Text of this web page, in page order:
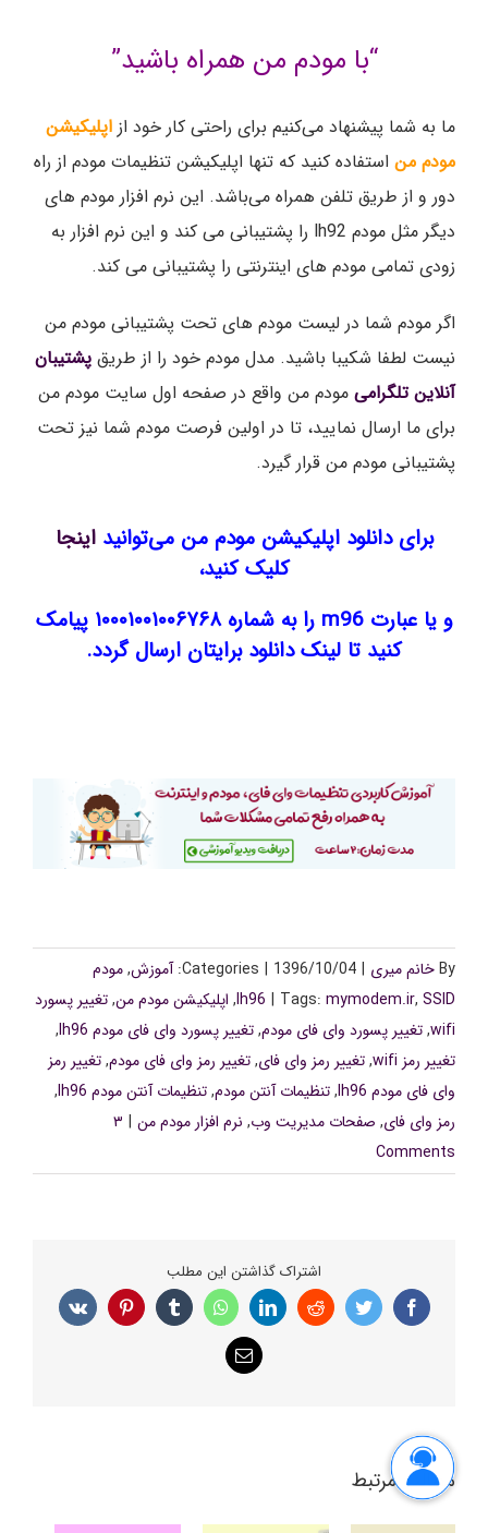
“با مودم من همراه باشید”
ما به شما پیشنهاد می‌کنیم برای راحتی کار خود از اپلیکیشن
مودم من استفاده کنید که تنها اپلیکیشن تنظیمات مودم از راه
دور و از طریق تلفن همراه می‌باشد. این نرم افزار مودم های
دیگر مثل مودم lh92 را پشتیبانی می کند و این نرم افزار به
زودی تمامی مودم های اینترنتی را پشتیبانی می کند.
اگر مودم شما در لیست مودم های تحت پشتیبانی مودم من
نیست لطفا شکیبا باشید. مدل مودم خود را از طریق پشتیبان
آنلاین تلگرامی مودم من واقع در صفحه اول سایت مودم من
برای ما ارسال نمایید، تا در اولین فرصت مودم شما نیز تحت
پشتیبانی مودم من قرار گیرد.
برای دانلود اپلیکیشن مودم من می‌توانیداینجا
کلیک کنید،
و یا عبارت m96 را به شماره ۱۰۰۰۱۰۰۱۰۰۶۷۶۸ پیامک
کنید تا لینک دانلود برایتان ارسال گردد.
Byخانم میری |
1396/10/04
|
Categories: آموزش,مودم
lh96 | Tags: mymodem.ir, SSID
, اپلیکیشن مودم من,تغییر پسورد
wifi
,تغییر پسورد وای فای مودم,تغییر پسورد وای فای مودم lh96
,
تغییر رمز wifi
,تغییر رمز وای فای,تغییر رمز وای فای مودم,تغییر رمز
وای فای مودم lh96
,تنظیمات آنتن مودم,تنظیمات آنتن مودم lh96
,
رمز وای فای, صفحات مدیریت وب, نرم افزار مودم من | ۳
Comments
اشتراک گذاشتن این مطلب
Facebook
Twitter
Reddit
LinkedIn
WhatsApp
Tumblr
Pinterest
Vk
پست
الکترونیک
مطالب مرتبط